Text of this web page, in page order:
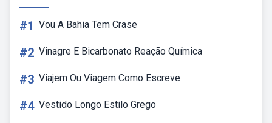
#1 Vou A Bahia Tem Crase
#2 Vinagre E Bicarbonato Reação Química
#3 Viajem Ou Viagem Como Escreve
#4 Vestido Longo Estilo Grego